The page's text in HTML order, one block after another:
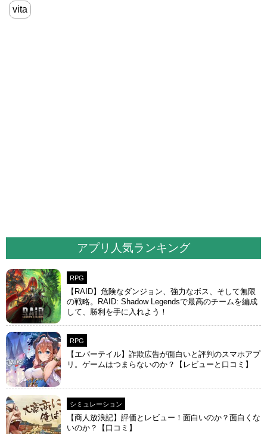
vita
アプリ人気ランキング
RPG
【RAID】危険なダンジョン、強力なボス、そして無限
の戦略。RAID: Shadow Legendsで最高のチームを編成
して、勝利を手に入れよう！
RPG
【エバーテイル】詐欺広告が面白いと評判のスマホアプ
リ。ゲームはつまらないのか？【レビューと口コミ】
シミュレーション
【商人放浪‪記】評価とレビュー！面白いのか？面白くな
いのか？【口コミ】